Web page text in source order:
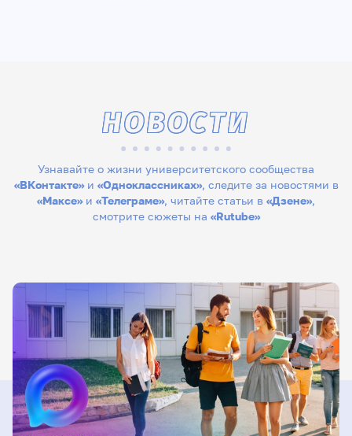
Узнавайте о жизни университетского сообщества
«ВКонтакте»и «Одноклассниках», следите за новостями в
«Максе» и «Телеграме», читайте статьи в «Дзене»,
смотрите сюжеты на «Rutube»
НОВОСТИ